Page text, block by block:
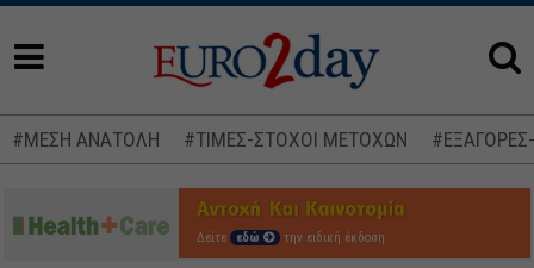
#ΜΕΣΗ ΑΝΑΤΟΛΗ #ΤΙΜΕΣ-ΣΤΟΧΟΙ ΜΕΤΟΧΩΝ
Δείτε εδώ την ειδική έκδοση